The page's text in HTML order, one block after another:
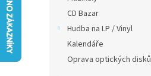
CD Bazar
Hudba na LP / Vinyl
Kalendáře
Oprava optických disků